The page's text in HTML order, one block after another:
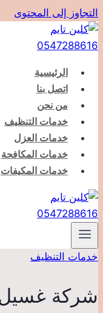
التجاوز إلى المحتوى
الرئيسية
اتصل بنا
من نحن
خدمات التنظيف
خدمات العزل
خدمات المكافحة
خدمات المكيفات
خدمات التنظيف
شركة غسيل